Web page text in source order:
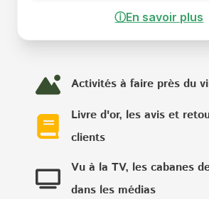
ⓘEn savoir plus
Activités à faire près du
Livre d'or, les avis et
clients
Vu à la TV, les cabanes
dans les médias